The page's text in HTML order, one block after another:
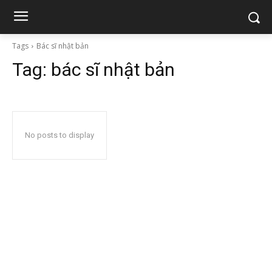
Tags Bác sĩ nhật bản
Tag: bác sĩ nhật bản
No posts to display